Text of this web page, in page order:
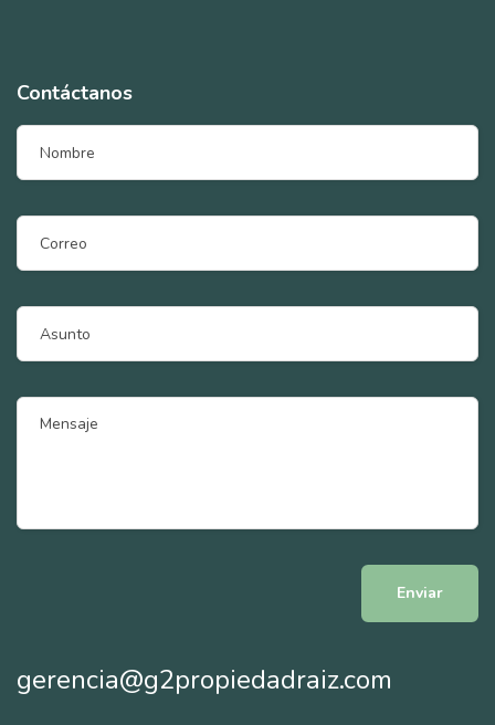
Contáctanos
gerencia@g2propiedadraiz.com